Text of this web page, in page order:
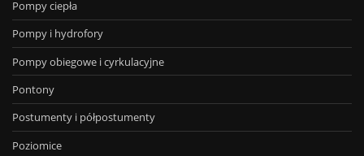
Pompy ciepła
Pompy i hydrofory
Pompy obiegowe i cyrkulacyjne
Pontony
Postumenty i półpostumenty
Poziomice